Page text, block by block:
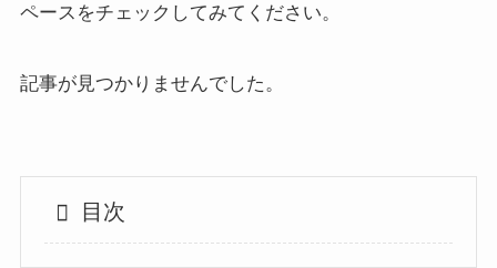
ペースをチェックしてみてください。
記事が見つかりませんでした。
目次